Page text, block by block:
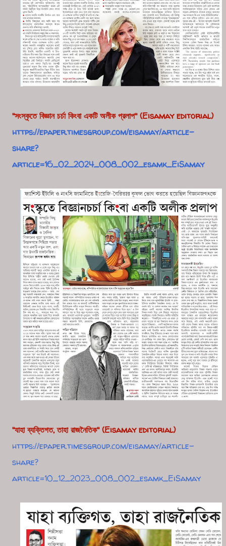
"সংস্কৃতে বিজ্ঞান চর্চা কিংবা একটি অলীক প্রলাপ" (Eisamay editorial)
https://epaper.timesgroup.com/eisamay/article-
share?
article=16_02_2024_008_002_esamk_EiSamay
"যাহা ব্যক্তিগত, তাহা রাজনৈতিক"(Eisamay editorial)
https://epaper.timesgroup.com/eisamay/article-
share?
article=10_12_2023_008_002_esamk_EiSamay